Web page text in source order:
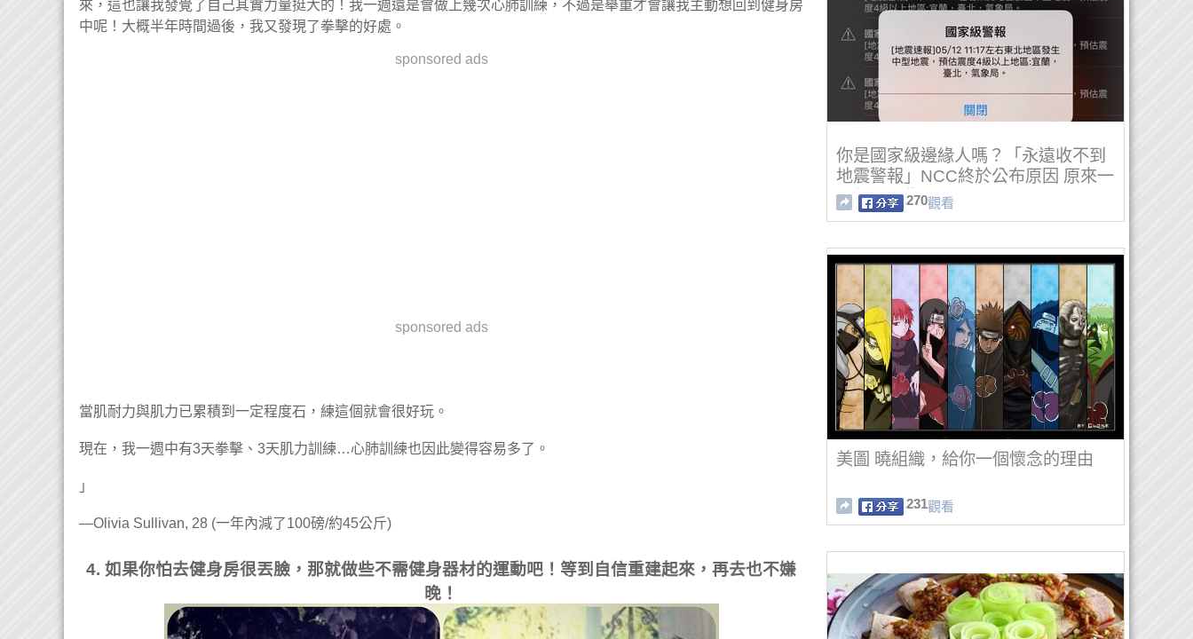
來，這也讓我發覺了自己其實力量挺大的！我一週還是會做上幾次心肺訓練，不過是舉重才會讓我主動想回到健身房
中呢！大概半年時間過後，我又發現了拳擊的好處。
sponsored ads
sponsored ads
當肌耐力與肌力已累積到一定程度石，練這個就會很好玩。
現在，我一週中有3天拳擊、3天肌力訓練…心肺訓練也因此變得容易多了。
」
—Olivia Sullivan, 28 (一年內減了100磅/約45公斤)
4. 如果你怕去健身房很丟臉，那就做些不需健身器材的運動吧！等到自信重建起來，再去也不嫌
晚！
你是國家級邊緣人嗎？「永遠收不到
地震警報」NCC終於公布原因 原來一
切都是因為...
270觀看
美圖 曉組織，給你一個懷念的理由
231觀看